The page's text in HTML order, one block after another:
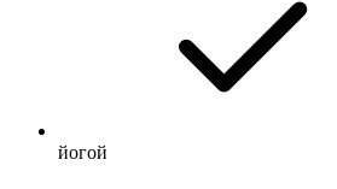
йогой